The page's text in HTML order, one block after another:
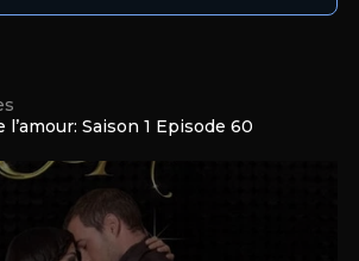
Saison 1 Episode 60